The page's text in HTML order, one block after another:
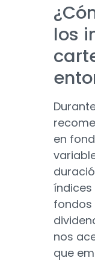
los
en
índices
fondos
nos
que